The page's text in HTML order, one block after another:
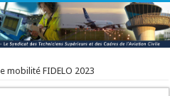
mobilité FIDELO 2023